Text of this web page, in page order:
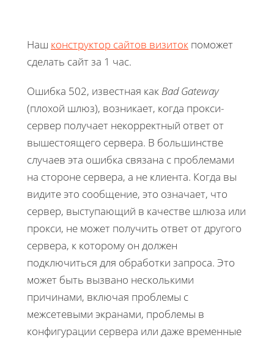
Наш конструктор сайтов визиток поможет
сделать сайт за 1 час.
Ошибка 502, известная как Bad Gateway
(плохой шлюз), возникает, когда прокси-
сервер получает некорректный ответ от
вышестоящего сервера. В большинстве
случаев эта ошибка связана с проблемами
на стороне сервера, а не клиента. Когда вы
видите это сообщение, это означает, что
сервер, выступающий в качестве шлюза или
прокси, не может получить ответ от другого
сервера, к которому он должен
подключиться для обработки запроса. Это
может быть вызвано несколькими
причинами, включая проблемы с
межсетевыми экранами, проблемы в
конфигурации сервера или даже временные